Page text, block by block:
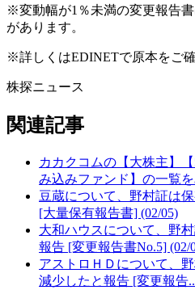
※変動幅が1％未満の変更報告
があります。
※詳しくはEDINETで原本をご確
株探ニュース
関連記事
カカクコムの【大株主】
み込みファンド】の一覧
豆蔵について、野村証は
[大量保有報告書] (02/05)
大和ハウスについて、野
報告 [変更報告書No.5] (02/
アストロＨＤについて、
減少したと報告 [変更報告..